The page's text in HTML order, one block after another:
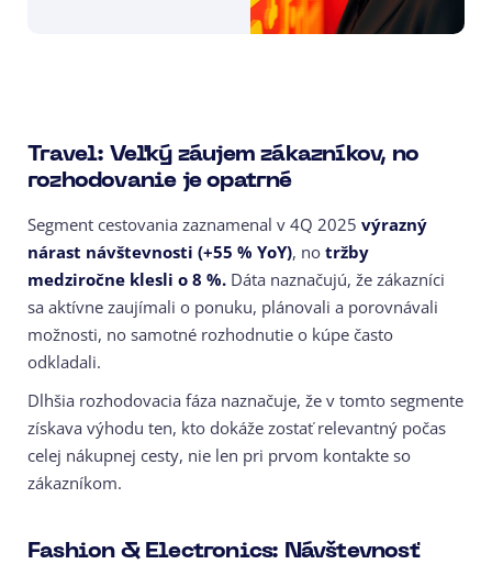
Travel: Veľký záujem zákazníkov, no
rozhodovanie je opatrné
Segment cestovania zaznamenal v 4Q 2025 výrazný
nárast návštevnosti (+55 % YoY), no tržby
medziročne klesli o 8 %. Dáta naznačujú, že zákazníci
sa aktívne zaujímali o ponuku, plánovali a porovnávali
možnosti, no samotné rozhodnutie o kúpe často
odkladali.
Dlhšia rozhodovacia fáza naznačuje, že v tomto segmente
získava výhodu ten, kto dokáže zostať relevantný počas
celej nákupnej cesty, nie len pri prvom kontakte so
zákazníkom.
Fashion & Electronics: Návštevnosť